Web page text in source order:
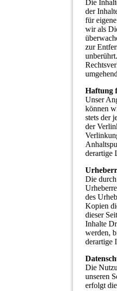
Die
der
für
wir als
zur
Haftung
Unser
können
stets der
der
derartige
Die durch
des
Kopien
dieser
Inhalte
werden,
derartige
Die
unseren
erfolgt